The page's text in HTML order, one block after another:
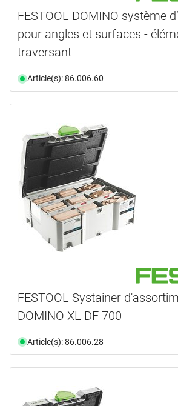
FESTOOL DOMINO système
pour angles et surfaces -
traversant
Article(s): 86.006.60
FESTOOL Systainer
DOMINO XL DF 700
Article(s): 86.006.28